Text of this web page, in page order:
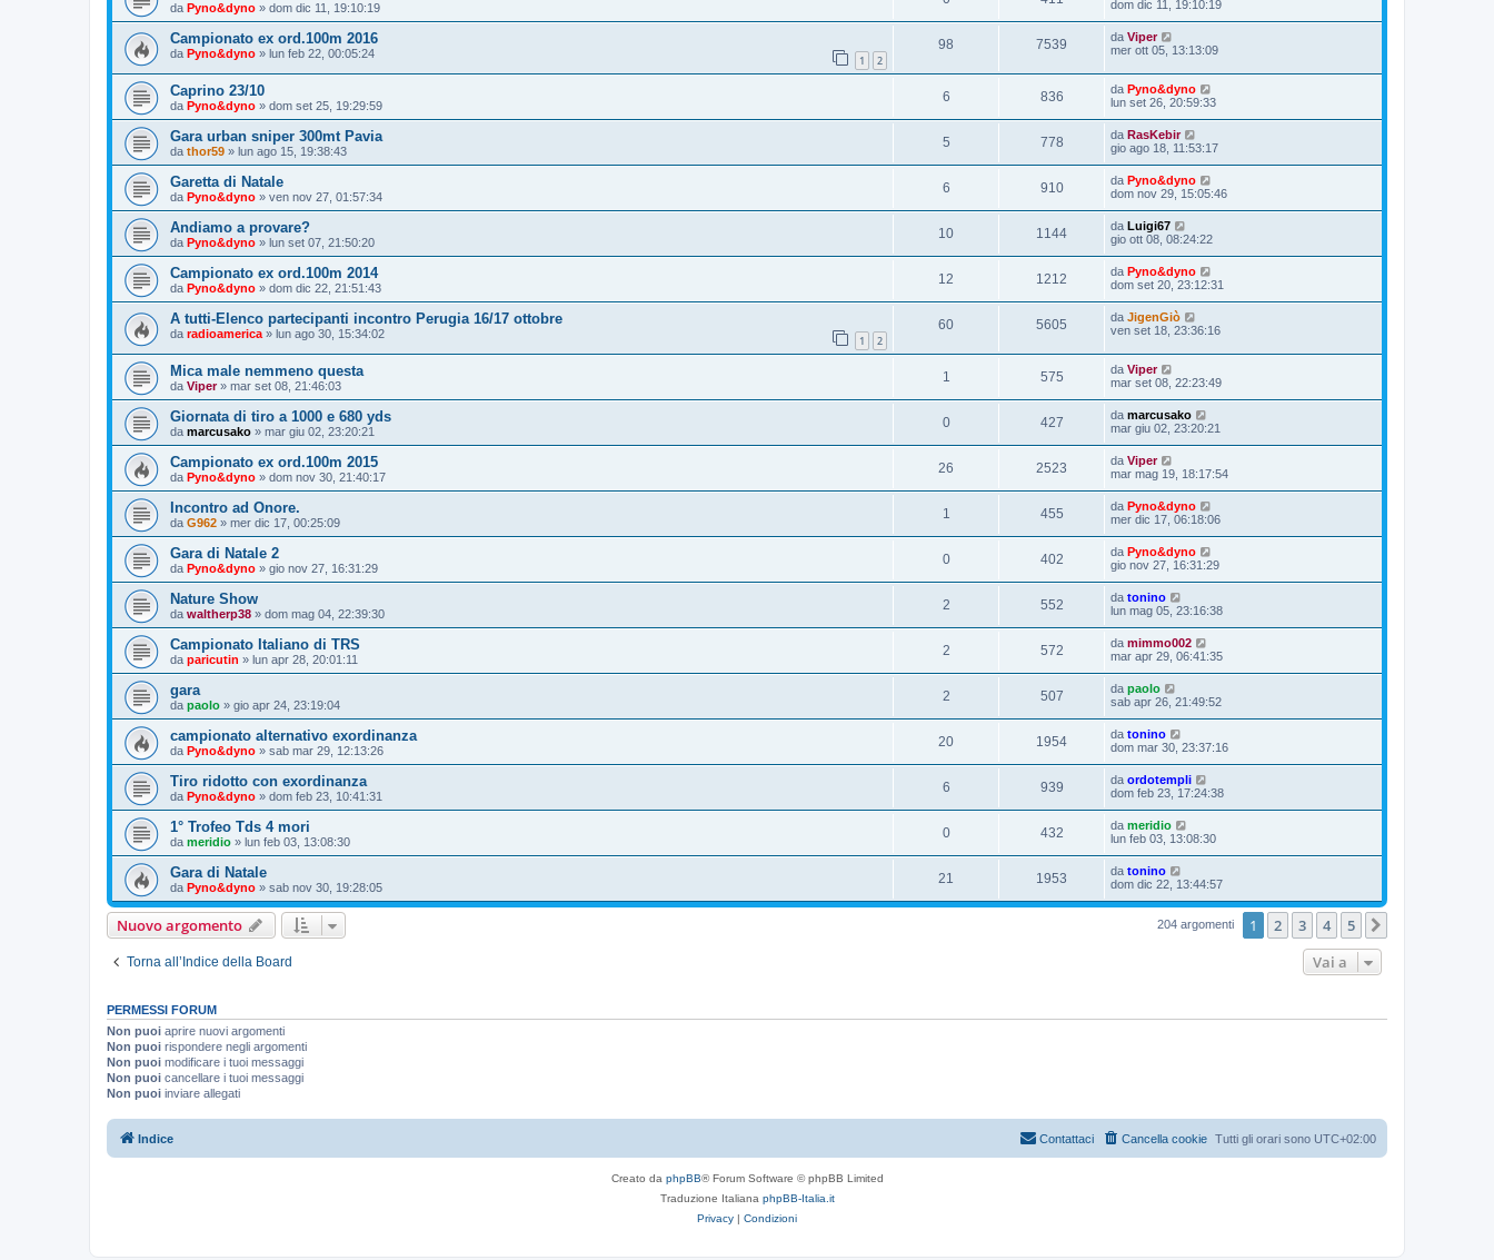
da Pyno&dyno » dom dic 11, 19:10:19
dom dic 11, 19:10:19
Campionato ex ord.100m 2016
da Pyno&dyno » lun feb 22, 00:05:24 1 2
98 7539 da Viper
mer ott 05, 13:13:09
Caprino 23/10
da Pyno&dyno » dom set 25, 19:29:59
6 836 da Pyno&dyno
lun set 26, 20:59:33
Gara urban sniper 300mt Pavia
da thor59 » lun ago 15, 19:38:43
5 778 da RasKebir
gio ago 18, 11:53:17
Garetta di Natale
da Pyno&dyno » ven nov 27, 01:57:34
6 910 da Pyno&dyno
dom nov 29, 15:05:46
Andiamo a provare?
da Pyno&dyno » lun set 07, 21:50:20
10 1144 da Luigi67
gio ott 08, 08:24:22
Campionato ex ord.100m 2014
da Pyno&dyno » dom dic 22, 21:51:43
12 1212 da Pyno&dyno
dom set 20, 23:12:31
A tutti-Elenco partecipanti incontro Perugia 16/17 ottobre
da radioamerica » lun ago 30, 15:34:02 1 2
60 5605 da JigenGiò
ven set 18, 23:36:16
Mica male nemmeno questa
da Viper» mar set 08, 21:46:03
1 575 da Viper
mar set 08, 22:23:49
Giornata di tiro a 1000 e 680 yds
da marcusako » mar giu 02, 23:20:21
0 427 da marcusako
mar giu 02, 23:20:21
Campionato ex ord.100m 2015
da Pyno&dyno » dom nov 30, 21:40:17
26 2523 da Viper
mar mag 19, 18:17:54
Incontro ad Onore.
da G962 » mer dic 17, 00:25:09
1 455 da Pyno&dyno
mer dic 17, 06:18:06
Gara di Natale 2
da Pyno&dyno » gio nov 27, 16:31:29
0 402 da Pyno&dyno
gio nov 27, 16:31:29
Nature Show
da waltherp38 » dom mag 04, 22:39:30
2 552 da tonino
lun mag 05, 23:16:38
Campionato Italiano di TRS
da paricutin » lun apr 28, 20:01:11
2 572 da mimmo002
mar apr 29, 06:41:35
gara
da paolo » gio apr 24, 23:19:04
2 507 da paolo
sab apr 26, 21:49:52
campionato alternativo exordinanza
da Pyno&dyno » sab mar 29, 12:13:26
20 1954 da tonino
dom mar 30, 23:37:16
Tiro ridotto con exordinanza
da Pyno&dyno » dom feb 23, 10:41:31
6 939 da ordotempli
dom feb 23, 17:24:38
1° Trofeo Tds 4 mori
da meridio » lun feb 03, 13:08:30
0 432 da meridio
lun feb 03, 13:08:30
Gara di Natale
da Pyno&dyno » sab nov 30, 19:28:05
21 1953 da tonino
dom dic 22, 13:44:57
Nuovo argomento 204 argomenti 1 2 3 4 5
Torna all’Indice della Board Vai a
PERMESSI FORUM
Non puoi aprire nuovi argomenti
Non puoi rispondere negli argomenti
Non puoi modificare i tuoi messaggi
Non puoi cancellare i tuoi messaggi
Non puoi inviare allegati
Indice Tutti gli orari sono UTC+02:00
Cancella cookie
Contattaci
Creato da phpBB® Forum Software © phpBB Limited
Traduzione Italiana phpBB-Italia.it
Privacy | Condizioni